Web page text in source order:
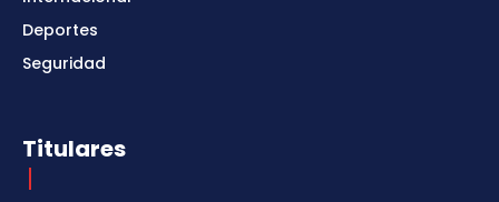
Deportes
Seguridad
Titulares